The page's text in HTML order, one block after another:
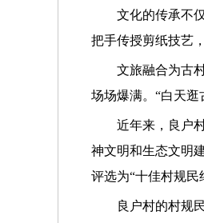
文化的传承不
把手传授剪纸技艺
文旅融合为古
场场爆满。“白天逛
近年来，良户
神文明和生态文明
评选为“十佳村规民
良户村的村规